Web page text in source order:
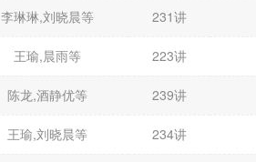
李琳琳,刘晓晨等 231讲
王瑜,晨雨等 223讲
陈龙,酒静优等 239讲
王瑜,刘晓晨等 234讲